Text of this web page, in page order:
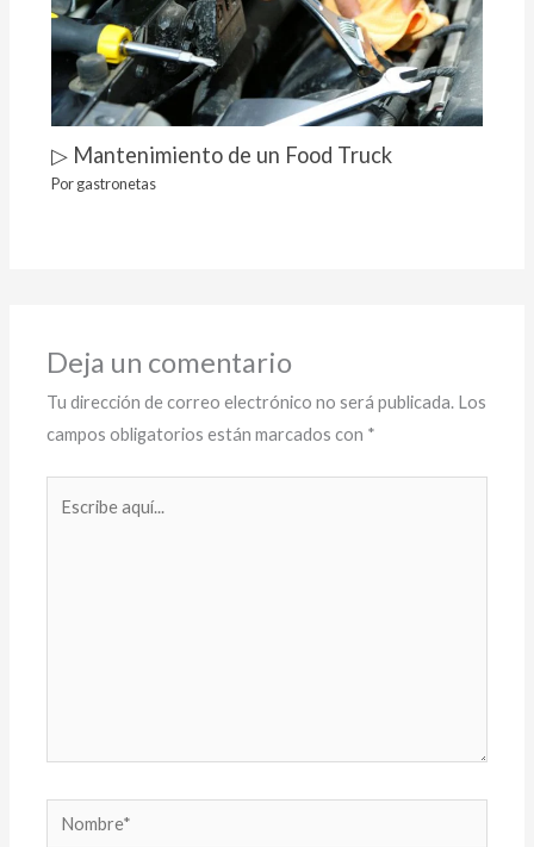
▷ Mantenimiento de un Food Truck
Porgastronetas
Deja un comentario
Tu dirección de correo electrónico no será publicada. Los
campos obligatorios están marcados con *
Nombre*